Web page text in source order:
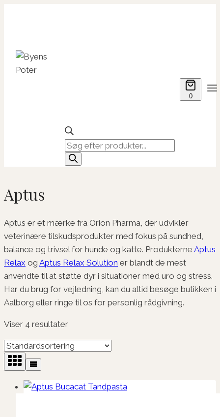
Products
search
0
Aptus
Aptus er et mærke fra Orion Pharma, der udvikler
veterinære tilskudsprodukter med fokus på sundhed,
balance og trivsel for hunde og katte. Produkterne Aptus
Relax og Aptus Relax Solution er blandt de mest
anvendte til at støtte dyr i situationer med uro og stress.
Har du brug for vejledning, kan du altid besøge butikken i
Aalborg eller ringe til os for personlig rådgivning.
Viser 4 resultater